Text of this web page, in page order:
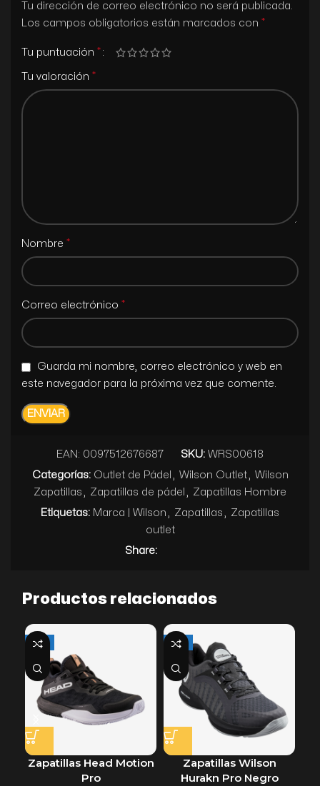
Tu dirección de correo electrónico no será publicada.
Los campos obligatorios están marcados con *
Tu puntuación *
Tu valoración *
Nombre *
Correo electrónico *
Guarda mi nombre, correo electrónico y web en
este navegador para la próxima vez que comente.
EAN: 0097512676687 SKU: WRS00618
Categorías: Outlet de Pádel , Wilson Outlet, Wilson
Zapatillas , Zapatillas de pádel , Zapatillas Hombre
Etiquetas: Marca | Wilson , Zapatillas , Zapatillas
outlet
Share:
Productos relacionados
-28%
Zapatillas Head Motion
Pro
-29%
Zapatillas Wilson
Hurakn Pro Negro